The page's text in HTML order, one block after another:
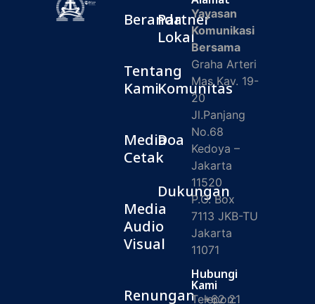
Beranda
Tentang
Kami
Media
Cetak
Media
Audio
Visual
Renungan
Partner
Lokal
Komunitas
Doa
Dukungan
Yayasan
Komunikasi
Bersama
Graha Arteri
Mas Kav. 19-
20
Jl.Panjang
No.68
Kedoya –
Jakarta
11520
P.O. Box
7113 JKB-TU
Jakarta
11071
Hubungi
Kami
Telepon:
+62 21